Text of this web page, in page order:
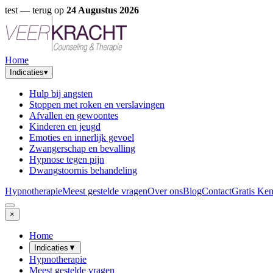
test — terug op 24 Augustus 2026
Home
Indicaties▾
Hulp bij angsten
Stoppen met roken en verslavingen
Afvallen en gewoontes
Kinderen en jeugd
Emoties en innerlijk gevoel
Zwangerschap en bevalling
Hypnose tegen pijn
Dwangstoornis behandeling
HypnotherapieMeest gestelde vragenOver onsBlogContactGratis
×
Home
Indicaties ▼
Hypnotherapie
Meest gestelde vragen